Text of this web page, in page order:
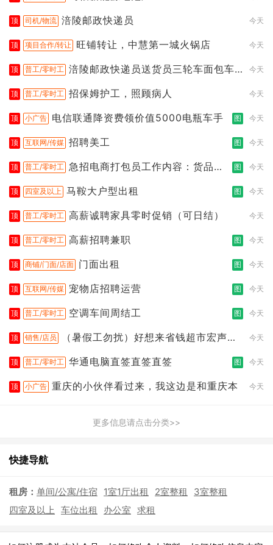
顶 司机/物流 涪陵邮政快递员 今天
顶 项目合作/转让 旺铺转让，中慧第一城火锅店 今天
顶 普工/零时工 涪陵邮政快递员送货员三轮车面包车
今天
顶 普工/零时工 招保姆护工，照顾病人 今天
顶 小广告 电信联通降资费领价值5000电瓶车手 图 今天
顶 互联网/传媒 招聘美工 图 今天
顶 普工/零时工 急招电商打包员工作内容：货品分
图 今天
顶 四室及以上 马鞍大户型出租 图 今天
顶 普工/零时工 高薪诚聘家具零时促销（可日结） 今天
顶 普工/零时工 高薪招聘兼职 图 今天
顶 商铺/门面/店面 门面出租 图 今天
顶 互联网/传媒 宠物店招聘运营 图 今天
顶 普工/零时工 空调车间周结工 图 今天
顶 销售/店员
（暑假工勿扰）好想来省钱超市宏声桥
今天
顶 普工/零时工 华通电脑直签直签直签 图 今天
顶 小广告 重庆的小伙伴看过来，我这边是和重庆本 今天
更多信息请点击分类>>
快捷导航
租房： 单间/公寓/住宿 1室1厅出租 2室整租
3室整租
四室及以上 车位出租 办公室 求租